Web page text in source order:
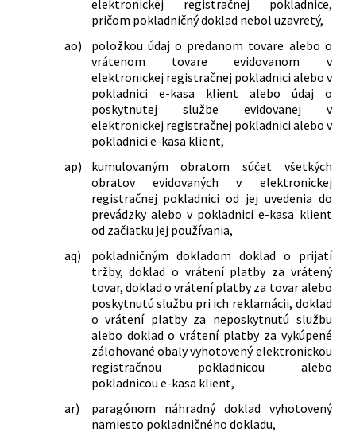
elektronickej registračnej pokladnice,
pričom pokladničný doklad nebol uzavretý,
ao)
položkou údaj o predanom tovare alebo o
vrátenom tovare evidovanom v
elektronickej registračnej pokladnici alebo v
pokladnici e-kasa klient alebo údaj o
poskytnutej službe evidovanej v
elektronickej registračnej pokladnici alebo v
pokladnici e-kasa klient,
ap)
kumulovaným obratom súčet všetkých
obratov evidovaných v elektronickej
registračnej pokladnici od jej uvedenia do
prevádzky alebo v pokladnici e-kasa klient
od začiatku jej používania,
aq)
pokladničným dokladom doklad o prijatí
tržby, doklad o vrátení platby za vrátený
tovar, doklad o vrátení platby za tovar alebo
poskytnutú službu pri ich reklamácii, doklad
o vrátení platby za neposkytnutú službu
alebo doklad o vrátení platby za vykúpené
zálohované obaly vyhotovený elektronickou
registračnou pokladnicou alebo
pokladnicou e-kasa klient,
ar)
paragónom náhradný doklad vyhotovený
namiesto pokladničného dokladu,